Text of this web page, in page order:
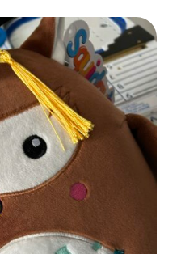
/ DETAILS